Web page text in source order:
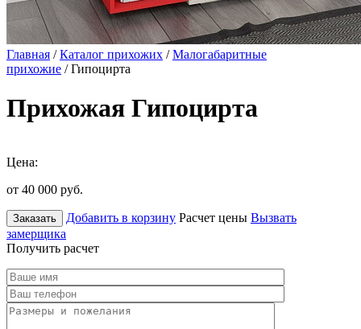
Главная /Каталог прихожих /Малогабаритные
прихожие / Гипоцирта
Прихожая Гипоцирта
Цена:
от 40 000 руб.
Заказать Добавить в корзину Расчет цены Вызвать
замерщика
Получить расчет